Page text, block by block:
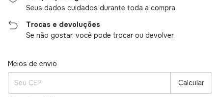
Seus dados cuidados durante toda a compra.
Trocas e devoluções
Se não gostar, você pode trocar ou devolver.
Entregas para o CEP:
Meios de envio
Calcular